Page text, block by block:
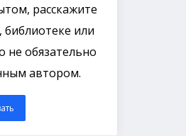
расскажите
или
не обязательно
автором.